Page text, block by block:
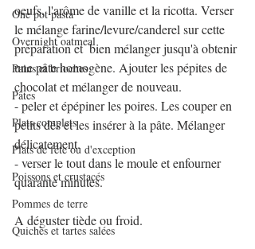
One pot pasta
Overnight oatmeal
Pains et brioches
Pâtes
Plats complets
Plats de fête ou d'exception
Poissons et crustacés
Pommes de terre
Quiches et tartes salées
oeufs, l'arôme de vanille et la ricotta. Verser
le mélange farine/levure/canderel sur cette
préparation et  bien mélanger jusqu'à obtenir
une pâte homogène. Ajouter les pépites de
chocolat et mélanger de nouveau.
- peler et épépiner les poires. Les couper en
petits dés et les insérer à la pâte. Mélanger
délicatement.
- verser le tout dans le moule et enfourner
quarante minutes.
A déguster tiède ou froid.